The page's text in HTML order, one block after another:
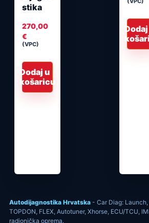
stika
270,00
€
(VPC)
Dodaj u
košaricu
Autodijagnostika Hrvatska - Car Diag: Launch,
TOPDON, FLEX, Autotuner, Xhorse, ECU/TCU,
radionička oprema.